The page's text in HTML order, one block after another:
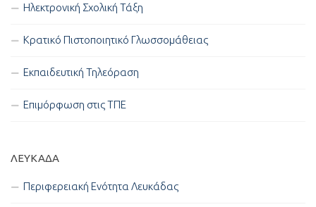
Ηλεκτρονική Σχολική Τάξη
Κρατικό Πιστοποιητικό Γλωσσομάθειας
Εκπαιδευτική Τηλεόραση
Επιμόρφωση στις ΤΠΕ
ΛΕΥΚΑΔΑ
Περιφερειακή Ενότητα Λευκάδας